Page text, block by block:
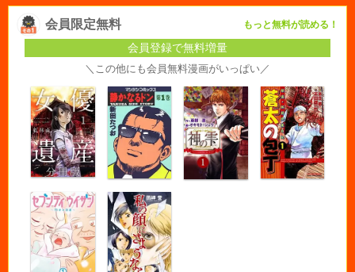
会員限定無料 もっと無料が読める！
会員登録で無料増量
＼この他にも会員無料漫画がいっぱい／